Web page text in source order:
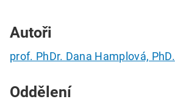
Autoři
prof. PhDr. Dana Hamplová, PhD.
Oddělení